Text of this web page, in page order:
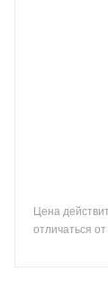
Цена
отличаться